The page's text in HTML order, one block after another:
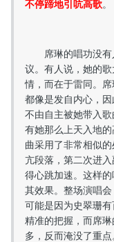
不停蹄地引吭高歌。
席琳的唱功没有
议。有人说，她的
情，而在于雷同。
都像是发自内心，
不由自主被她带入
有她那么上天入地
曲采用了非常相似
亢段落，第二次进
得心跳加速。这样
其效果。整场演唱
可能是因为史翠珊
精准的把握，而席
多，反而淹没了重点